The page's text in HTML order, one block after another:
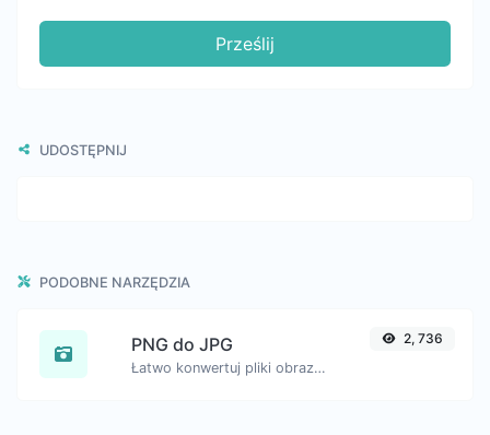
Prześlij
UDOSTĘPNIJ
PODOBNE NARZĘDZIA
PNG do JPG
Łatwo konwertuj pliki obrazów PNG do JPG.
2, 736